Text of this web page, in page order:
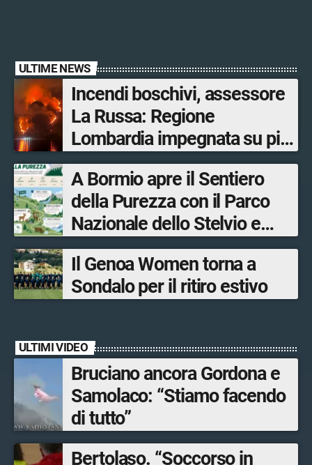
ULTIME NEWS
Incendi boschivi, assessore
La Russa: Regione
Lombardia impegnata su più
fronti, 48 volontari coinvolti
tra le province di Lecco,
Sondrio, Milano e Como
A Bormio apre il Sentiero
della Purezza con il Parco
Nazionale dello Stelvio e
Bormio Tourism
Il Genoa Women torna a
Sondalo per il ritiro estivo
ULTIMI VIDEO
Bruciano ancora Gordona e
Samolaco: “Stiamo facendo
di tutto”
Bertolaso. “Soccorso in